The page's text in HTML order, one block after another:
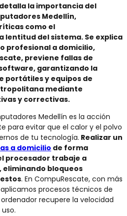
la importancia del
Medellín,
como el
lentitud del sistema. Se explica
profesional a domicilio,
previene fallas de
garantizando la
portátiles y equipos de
mediante
y correctivas.
Medellín es la acción
para evitar que el calor y el polvo
de tu tecnología. Realizar un
a domicilio de forma
procesador trabaje a
bloqueos
. En CompuRescate, con más
procesos técnicos de
recupere la velocidad